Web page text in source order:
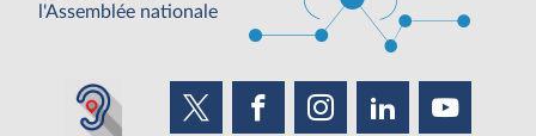
l'Assemblée nationale